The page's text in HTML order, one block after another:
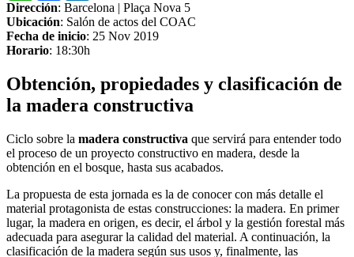
Dirección: Barcelona | Plaça Nova 5
Ubicación: Salón de actos del COAC
Fecha de inicio: 25 Nov 2019
Horario: 18:30h
Obtención, propiedades y clasificación de
la madera constructiva
Ciclo sobre la madera constructiva que servirá para entender todo
el proceso de un proyecto constructivo en madera, desde la
obtención en el bosque, hasta sus acabados.
La propuesta de esta jornada es la de conocer con más detalle el
material protagonista de estas construcciones: la madera. En primer
lugar, la madera en origen, es decir, el árbol y la gestión forestal más
adecuada para asegurar la calidad del material. A continuación, la
clasificación de la madera según sus usos y, finalmente, las